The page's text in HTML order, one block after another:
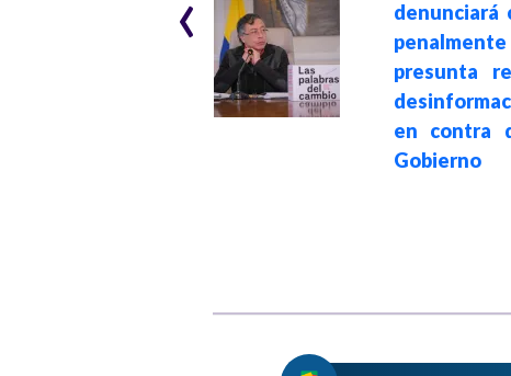
denunciará
presunta
en contra
Gobierno